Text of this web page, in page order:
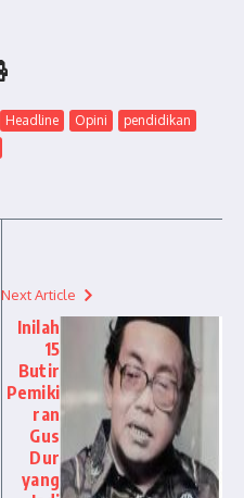
Headline Opini
pendidikan
Next Article
Inilah
15
Butir
Pemiki
ran
Gus
Dur
yang